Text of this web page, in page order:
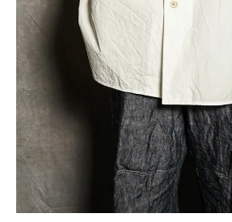
SHOP
INFORMATION
ご利用ガイド
プライバシーポリシー
特定商取引法について
お問い合わせ